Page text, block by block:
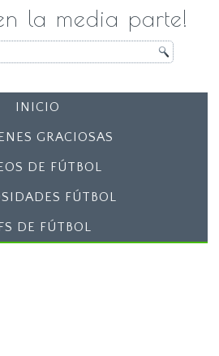
la media parte!
INICIO
GRACIOSAS
DE FÚTBOL
FÚTBOL
DE FÚTBOL